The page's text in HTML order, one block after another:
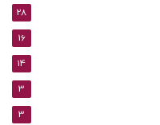
28
16
14
3
3